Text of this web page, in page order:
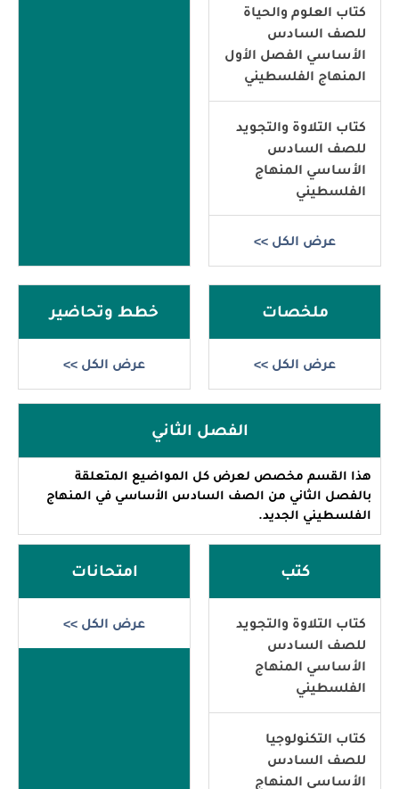
كتاب العلوم والحياة
للصف السادس
الأساسي الفصل الأول
المنهاج الفلسطيني
كتاب التلاوة والتجويد
للصف السادس
الأساسي المنهاج
الفلسطيني
عرض الكل >>
ملخصات
عرض الكل >>
خطط وتحاضير
عرض الكل >>
الفصل الثاني
هذا القسم مخصص لعرض كل المواضيع المتعلقة
بالفصل الثاني من الصف السادس الأساسي في المنهاج
الفلسطيني الجديد.
كتب
كتاب التلاوة والتجويد
للصف السادس
الأساسي المنهاج
الفلسطيني
كتاب التكنولوجيا
للصف السادس
الأساسي المنهاج
امتحانات
عرض الكل >>